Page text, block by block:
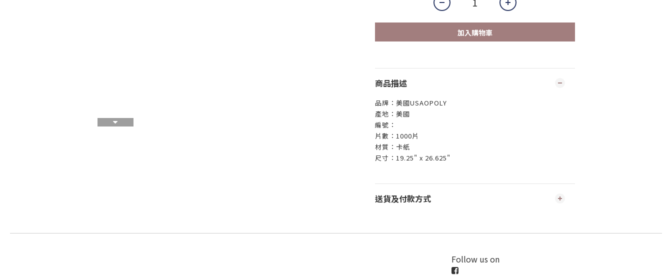
加入購物車
商品描述
品牌：美國USAOPOLY
產地：美國
編號：
片數：1000片
材質：卡紙
尺寸：19.25" x 26.625"
送貨及付款方式
Follow us on